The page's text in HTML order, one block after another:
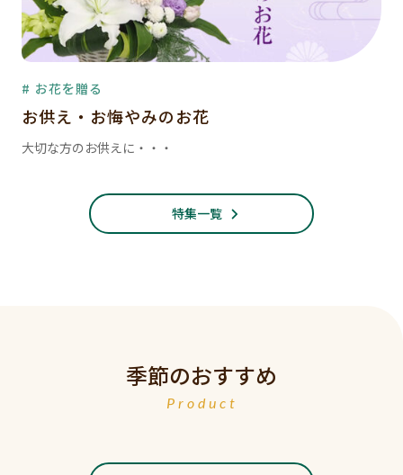
# お花を贈る
お供え・お悔やみのお花
大切な方のお供えに・・・
特集一覧
季節のおすすめ
Product